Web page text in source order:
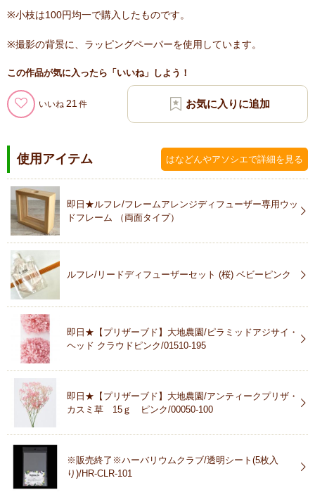
※小枝は100円均一で購入したものです。
※撮影の背景に、ラッピングペーパーを使用しています。
この作品が気に入ったら「いいね」しよう！
いいね 21
使用アイテム はなどんやアソシエで詳細を見る
即日★ルフレ/フレームアレンジディフューザー専用ウッ
ドフレーム （両面タイプ）
ルフレ/リードディフューザーセット (桜) ベビーピンク
即日★【プリザーブド】大地農園/ピラミッドアジサイ・
ヘッド クラウドピンク/01510-195
即日★【プリザーブド】大地農園/アンティークプリザ・
カスミ草 15ｇ ピンク/00050-100
※販売終了※ハーバリウムクラブ/透明シート(5枚入
り)/HR-CLR-101